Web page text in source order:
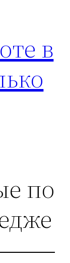
в
по